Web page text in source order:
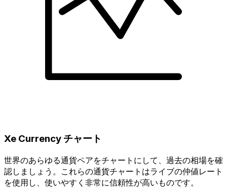
Xe Currency チャート
世界のあらゆる通貨ペアをチャートにして、過去の相場を確
認しましょう。これらの通貨チャートはライブの仲値レート
を使用し、使いやすく非常に信頼性が高いものです。